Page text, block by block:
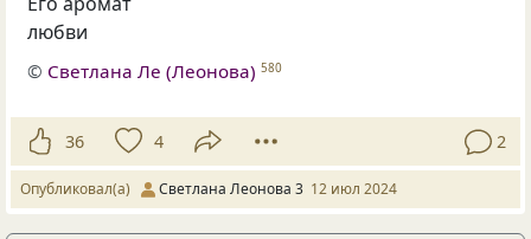
любви
© Светлана Ле (Леонова) 580
36 4 2
Опубликовал(а) Светлана Леонова 3 12 июл 2024